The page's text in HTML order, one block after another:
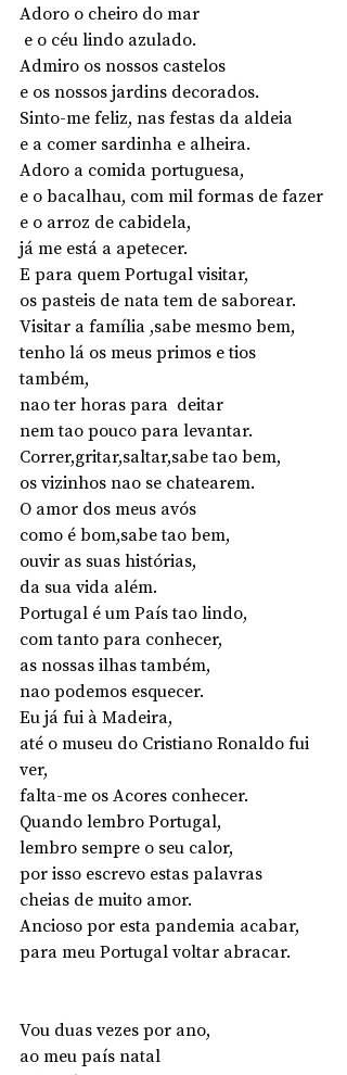
Adoro o cheiro do mar
e o céu lindo azulado.
Admiro os nossos castelos
e os nossos jardins decorados.
Sinto-me feliz, nas festas da aldeia
e a comer sardinha e alheira.
Adoro a comida portuguesa,
e o bacalhau, com mil formas de fazer
e o arroz de cabidela,
já me está a apetecer.
E para quem Portugal visitar,
os pasteis de nata tem de saborear.
Visitar a família ,sabe mesmo bem,
tenho lá os meus primos e tios
também,
nao ter horas para  deitar
nem tao pouco para levantar.
Correr,gritar,saltar,sabe tao bem,
os vizinhos nao se chatearem.
O amor dos meus avós
como é bom,sabe tao bem,
ouvir as suas histórias,
da sua vida além.
Portugal é um País tao lindo,
com tanto para conhecer,
as nossas ilhas também,
nao podemos esquecer.
Eu já fui à Madeira,
até o museu do Cristiano Ronaldo fui
ver,
falta-me os Acores conhecer.
Quando lembro Portugal,
lembro sempre o seu calor,
por isso escrevo estas palavras
cheias de muito amor.
Ancioso por esta pandemia acabar,
para meu Portugal voltar abracar.
Vou duas vezes por ano,
ao meu país natal